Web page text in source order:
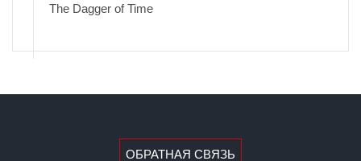
The Dagger of Time
ОБРАТНАЯ СВЯЗЬ